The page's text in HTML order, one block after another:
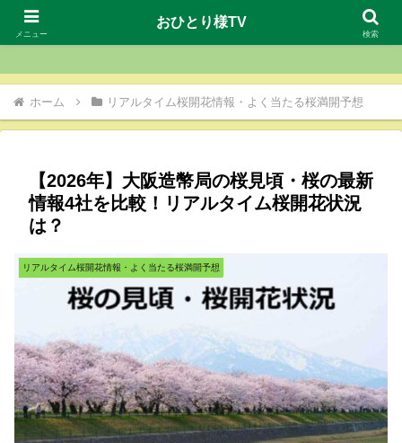
おひとり様TV
ホーム リアルタイム桜開花情報・よく当たる桜満開予想
【2026年】大阪造幣局の桜見頃・桜の最新
情報4社を比較！リアルタイム桜開花状況
は？
リアルタイム桜開花情報・よく当たる桜満開予想
メニュー
おひとり様TV
検索